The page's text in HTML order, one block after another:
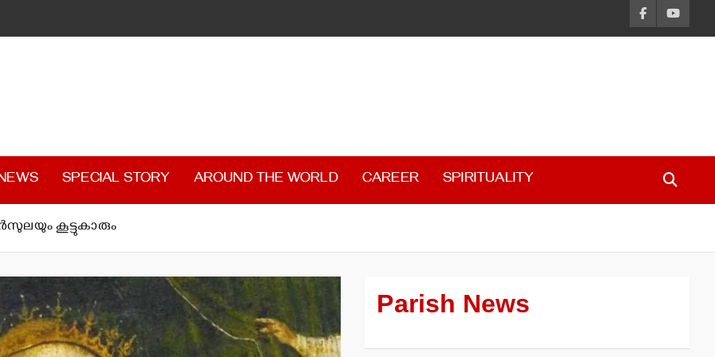
SPECIAL STORY AROUND THE WORLD CAREER SPIRITUALITY
കൂട്ടുകാരും
Parish News